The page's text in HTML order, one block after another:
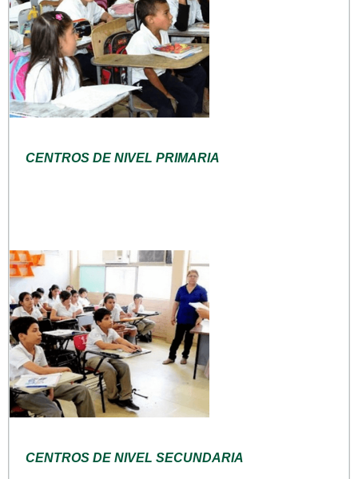
CENTROS DE NIVEL PRIMARIA
CENTROS DE NIVEL SECUNDARIA